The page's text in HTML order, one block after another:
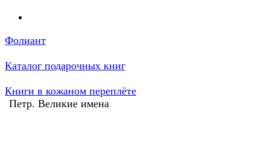
Фолиант
Каталог подарочных книг
Книги в кожаном переплёте
Петр. Великие имена